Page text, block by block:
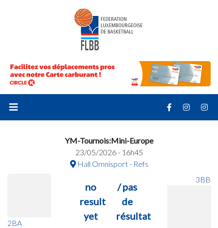
YM-Tournois:Mini-Europe
23/05/2026 - 16h45
Hall Omnisport - Refs
2BA
no
result
yet
/ pas
de
résultat
3BB